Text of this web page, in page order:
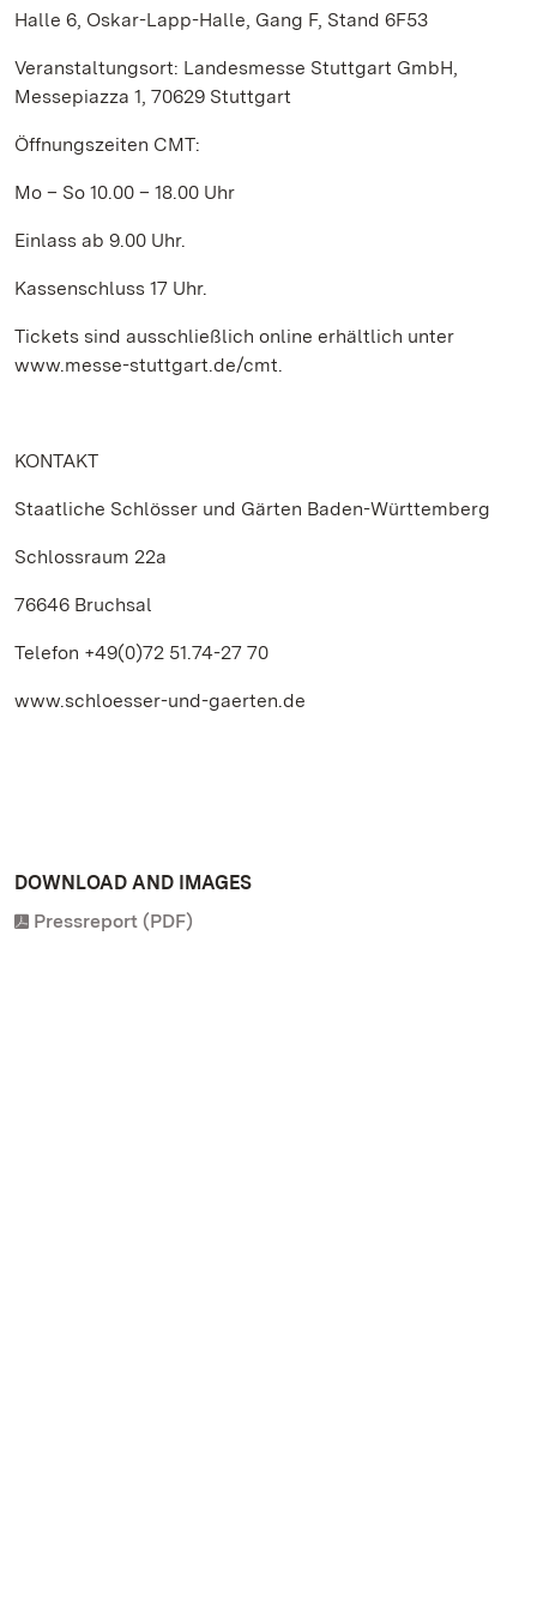
Halle 6, Oskar-Lapp-Halle, Gang F, Stand 6F53
Veranstaltungsort: Landesmesse Stuttgart GmbH,
Messepiazza 1, 70629 Stuttgart
Öffnungszeiten CMT:
Mo – So 10.00 – 18.00 Uhr
Einlass ab 9.00 Uhr.
Kassenschluss 17 Uhr.
Tickets sind ausschließlich online erhältlich unter
www.messe-stuttgart.de/cmt.
KONTAKT
Staatliche Schlösser und Gärten Baden-Württemberg
Schlossraum 22a
76646 Bruchsal
Telefon +49(0)72 51.74-27 70
www.schloesser-und-gaerten.de
DOWNLOAD AND IMAGES
Pressreport (PDF)